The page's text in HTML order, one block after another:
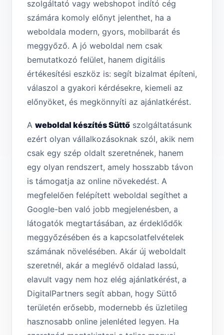
szolgáltató vagy webshopot indító cég
számára komoly előnyt jelenthet, ha a
weboldala modern, gyors, mobilbarát és
meggyőző. A jó weboldal nem csak
bemutatkozó felület, hanem digitális
értékesítési eszköz is: segít bizalmat építeni,
válaszol a gyakori kérdésekre, kiemeli az
előnyöket, és megkönnyíti az ajánlatkérést.
A weboldal készítés Süttő szolgáltatásunk
ezért olyan vállalkozásoknak szól, akik nem
csak egy szép oldalt szeretnének, hanem
egy olyan rendszert, amely hosszabb távon
is támogatja az online növekedést. A
megfelelően felépített weboldal segíthet a
Google-ben való jobb megjelenésben, a
látogatók megtartásában, az érdeklődők
meggyőzésében és a kapcsolatfelvételek
számának növelésében. Akár új weboldalt
szeretnél, akár a meglévő oldalad lassú,
elavult vagy nem hoz elég ajánlatkérést, a
DigitalPartners segít abban, hogy Süttő
területén erősebb, modernebb és üzletileg
hasznosabb online jelenléted legyen. Ha